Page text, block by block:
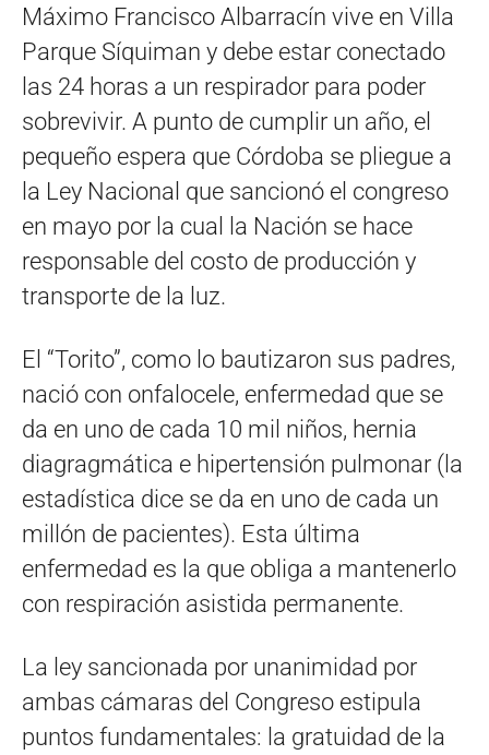
Máximo Francisco Albarracín vive en Villa
Parque Síquiman y debe estar conectado
las 24 horas a un respirador para poder
sobrevivir. A punto de cumplir un año, el
pequeño espera que Córdoba se pliegue a
la Ley Nacional que sancionó el congreso
en mayo por la cual la Nación se hace
responsable del costo de producción y
transporte de la luz.
El “Torito”, como lo bautizaron sus padres,
nació con onfalocele, enfermedad que se
da en uno de cada 10 mil niños, hernia
diagragmática e hipertensión pulmonar (la
estadística dice se da en uno de cada un
millón de pacientes). Esta última
enfermedad es la que obliga a mantenerlo
con respiración asistida permanente.
La ley sancionada por unanimidad por
ambas cámaras del Congreso estipula
puntos fundamentales: la gratuidad de la